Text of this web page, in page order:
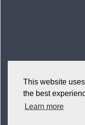
This website
the best
Learn more